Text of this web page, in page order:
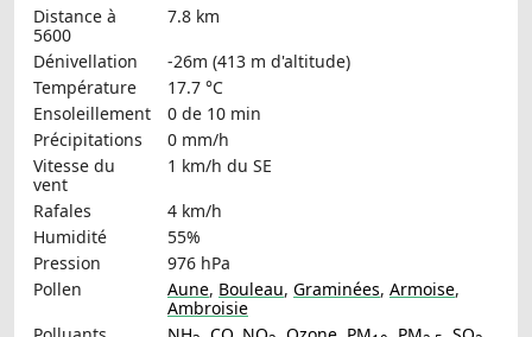
Distance à
5600
7.8 km
Dénivellation
-26m (413 m d'altitude)
Température
17.7 °C
Ensoleillement
0 de 10 min
Précipitations
0 mm/h
Vitesse du
vent
1 km/h du SE
Rafales
4 km/h
Humidité
55%
Pression
976 hPa
Pollen
Aune, Bouleau, Graminées, Armoise,
Ambroisie